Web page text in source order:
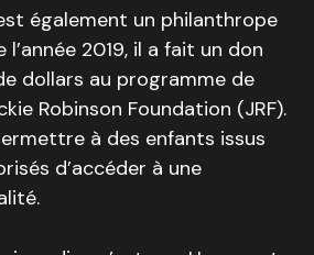
également un philanthrope
2019, il a fait un don
dollars au programme de
Robinson Foundation (JRF).
à des enfants issus
d’accéder à une